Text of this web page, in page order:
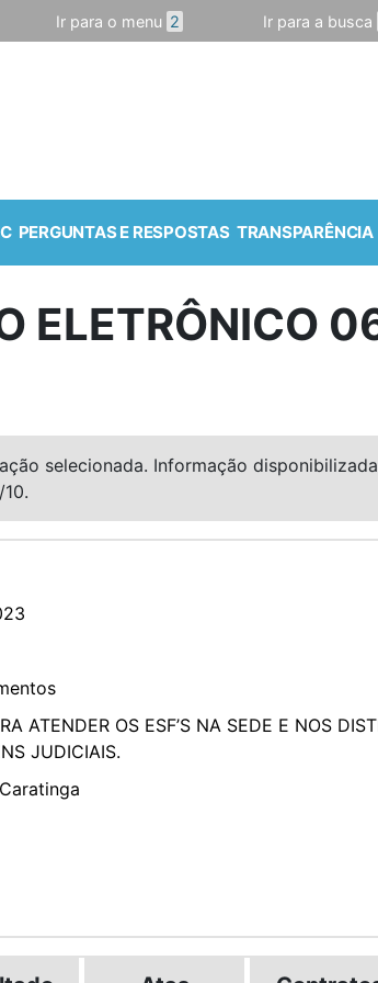
Ir para o menu 2 Ir para a busca
PERGUNTAS E RESPOSTAS TRANSPARÊNCIA
ELETRÔNICO
selecionada. Informação
ATENDER OS ESF’S NA SEDE E NOS
JUDICIAIS.